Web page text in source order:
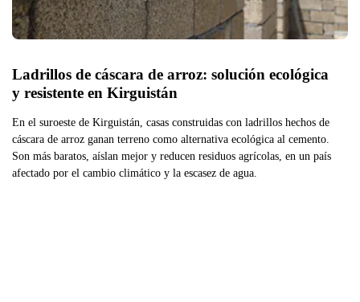
Ladrillos de cáscara de arroz: solución ecológica
y resistente en Kirguistán
En el suroeste de Kirguistán, casas construidas con ladrillos hechos de
cáscara de arroz ganan terreno como alternativa ecológica al cemento.
Son más baratos, aíslan mejor y reducen residuos agrícolas, en un país
afectado por el cambio climático y la escasez de agua.